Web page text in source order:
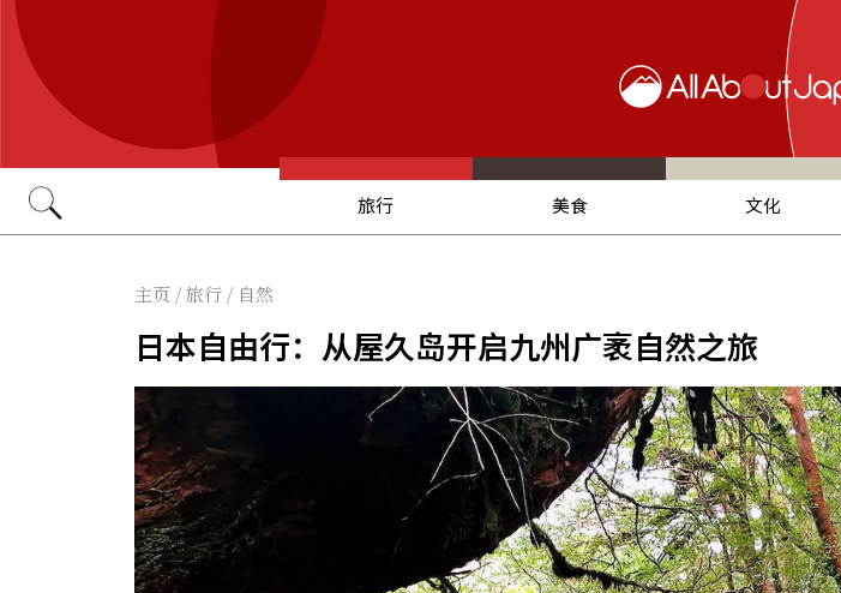
旅行 美食 文化
主页 /旅行 / 自然
日本自由行：从屋久岛开启九州广袤自然之旅